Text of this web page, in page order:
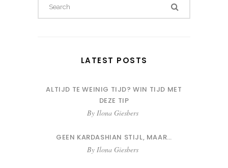
LATEST POSTS
ALTIJD TE WEINIG TIJD? WIN TIJD MET
DEZE TIP
By Ilona Giesbers
GEEN KARDASHIAN STIJL, MAAR…
By Ilona Giesbers